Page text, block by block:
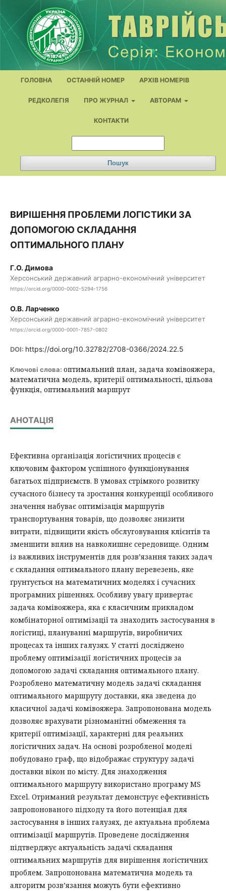
ГОЛОВНА ОСТАННІЙ НОМЕР АРХІВ НОМЕРІВ
РЕДКОЛЕГІЯ ПРО ЖУРНАЛ АВТОРАМ
КОНТАКТИ
Пошук
ВИРІШЕННЯ ПРОБЛЕМИ ЛОГІСТИКИ ЗА
ДОПОМОГОЮ СКЛАДАННЯ
ОПТИМАЛЬНОГО ПЛАНУ
Г.О. Димова
Херсонський державний аграрно-економічний університет
https://orcid.org/0000-0002-5294-1756
О.В. Ларченко
Херсонський державний аграрно-економічний університет
https://orcid.org/0000-0001-7857-0802
DOI: https://doi.org/10.32782/2708-0366/2024.22.5
Ключові слова: оптимальний план, задача комівояжера,
математична модель, критерії оптимальності, цільова
функція, оптимальний маршрут
АНОТАЦІЯ
Ефективна організація логістичних процесів є
ключовим фактором успішного функціонування
багатьох підприємств. В умовах стрімкого розвитку
сучасного бізнесу та зростання конкуренції особливого
значення набуває оптимізація маршрутів
транспортування товарів, що дозволяє знизити
витрати, підвищити якість обслуговування клієнтів та
зменшити вплив на навколишнє середовище. Одним
із важливих інструментів для розв’язання таких задач
є складання оптимального плану перевезень, яке
ґрунтується на математичних моделях і сучасних
програмних рішеннях. Особливу увагу привертає
задача комівояжера, яка є класичним прикладом
комбінаторної оптимізації та знаходить застосування в
логістиці, плануванні маршрутів, виробничих
процесах та інших галузях. У статті досліджено
проблему оптимізації логістичних процесів за
допомогою задачі складання оптимального плану.
Розроблено математичну модель задачі складання
оптимального маршруту доставки, яка зведена до
класичної задачі комівояжера. Запропонована модель
дозволяє врахувати різноманітні обмеження та
критерії оптимізації, характерні для реальних
логістичних задач. На основі розробленої моделі
побудовано граф, що відображає структуру задачі
доставки вікон по місту. Для знаходження
оптимального маршруту використано програму MS
Excel. Отриманий результат демонструє ефективність
запропонованого підходу та його потенціал для
застосування в інших галузях, де актуальна проблема
оптимізації маршрутів. Проведене дослідження
підтверджує актуальність задачі складання
оптимальних маршрутів для вирішення логістичних
проблем. Запропонована математична модель та
алгоритм розв’язання можуть бути ефективно